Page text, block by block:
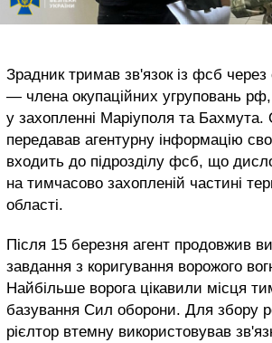
Зрадник тримав зв'язок із фсб через
— члена окупаційних угруповань
у захопленні Маріуполя та Бахмута.
передавав агентурну інформацію
входить до підрозділу фсб, що
на тимчасово захопленій частині
області.
Після 15 березня агент продовжив
завдання з коригування ворожого
Найбільше ворога цікавили місця
базування Сил оборони. Для збору
рієлтор втемну використовував